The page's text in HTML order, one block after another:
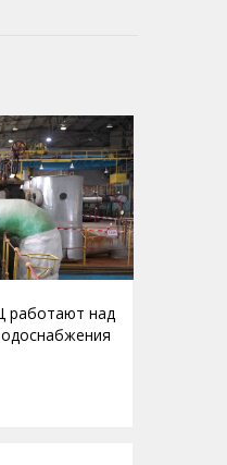
работают над